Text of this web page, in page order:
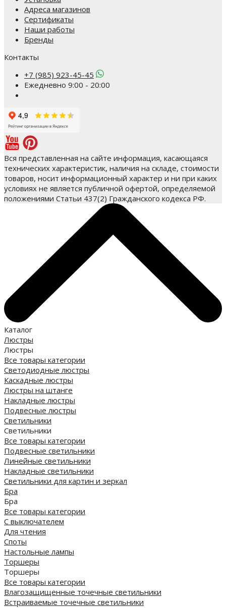
Адреса магазинов
Сертификаты
Наши работы
Бренды
Контакты
+7 (985) 923-45-45
Ежедневно 9:00 - 20:00
Вся представленная на сайте информация, касающаяся
технических характеристик, наличия на складе, стоимости
товаров, носит информационный характер и ни при каких
условиях не является публичной офертой, определяемой
положениями Статьи 437(2) Гражданского кодекса РФ.
Каталог
Люстры
Люстры
Все товары категории
Светодиодные люстры
Каскадные люстры
Люстры на штанге
Накладные люстры
Подвесные люстры
Светильники
Светильники
Все товары категории
Подвесные светильники
Линейные светильники
Накладные светильники
Светильники для картин и зеркал
Бра
Бра
Все товары категории
С выключателем
Для чтения
Споты
Настольные лампы
Торшеры
Торшеры
Все товары категории
Влагозащищенные точечные светильники
Встраиваемые точечные светильники